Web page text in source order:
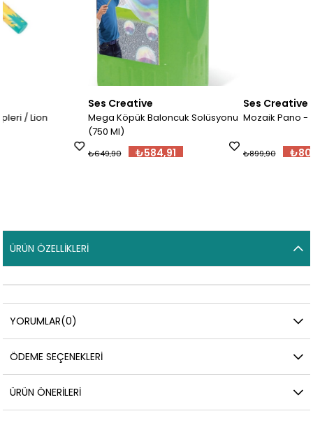
Mega Köpük Baloncuk Solüsyonu
₺584,91
Mozaik Pano - Kartlı
₺809,91
₺899,90
ÜRÜN ÖZELLIKLERI
YORUMLAR(0)
ÖDEME SEÇENEKLERI
ÜRÜN ÖNERILERI